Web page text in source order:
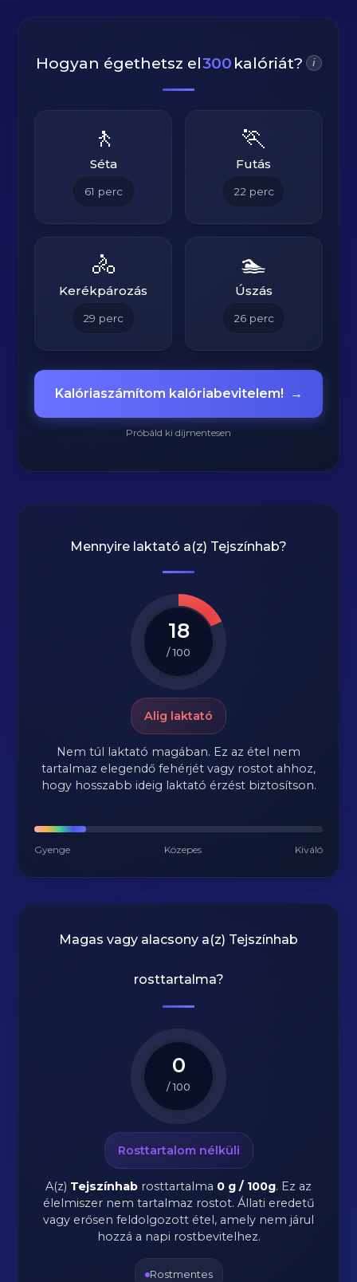
Hogyan égethetsz el300 kalóriát? i
🚶
Séta
61 perc
🏃
Futás
22 perc
🚴
Kerékpározás
29 perc
🏊
Úszás
26perc
Kalóriaszámítom kalóriabevitelem! →
Próbáld ki díjmentesen
Mennyire laktató a(z) Tejszínhab?
18
/ 100
Alig laktató
Nem túl laktató magában. Ez az étel nem
tartalmaz elegendő fehérjét vagy rostot ahhoz,
hogy hosszabb ideig laktató érzést biztosítson.
Gyenge Közepes Kiváló
Magas vagy alacsony a(z) Tejszínhab
rosttartalma?
0
/ 100
Rosttartalom nélküli
A(z) Tejszínhab rosttartalma 0 g / 100g. Ez az
élelmiszer nem tartalmaz rostot. Állati eredetű
vagy erősen feldolgozott étel, amely nem járul
hozzá a napi rostbevitelhez.
Rostmentes